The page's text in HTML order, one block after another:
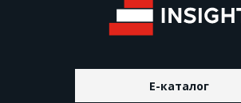
E-каталог